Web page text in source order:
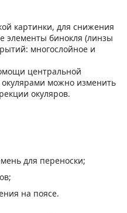
картинки, для снижения
элементы бинокля (линзы
многослойное и
центральной
можно изменить
окуляров.
для переноски;
на поясе.